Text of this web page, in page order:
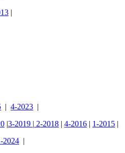
| 4-2023 |
|3-2019 | 2-2018 | 4-2016 | 1-2015 |
2024 |